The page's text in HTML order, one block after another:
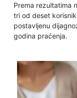
Prema rezultatima
tri od deset
postavljenu
godina praćenja.